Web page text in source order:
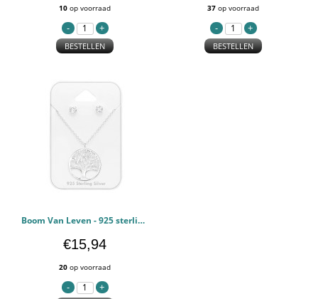
10 op voorraad
BESTELLEN
37 op voorraad
BESTELLEN
Boom Van Leven - 925 sterling zilver Ketting & stud sets PCJW45139
€15,94
20 op voorraad